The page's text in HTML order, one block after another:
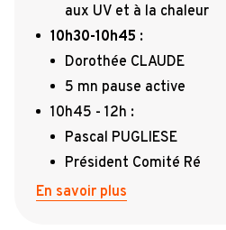
aux UV et à la chaleur
10h30-10h45 :
Dorothée CLAUDE
5 mn pause active
10h45 - 12h :
Pascal PUGLIESE
Président Comité Ré
En savoir plus